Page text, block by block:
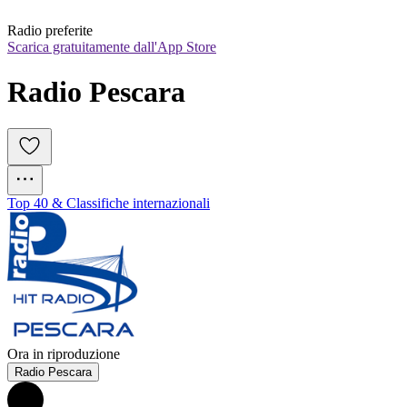
Radio preferite
Scarica gratuitamente dall'App Store
Radio Pescara
Top 40 & Classifiche internazionali
Ora in riproduzione
Radio Pescara